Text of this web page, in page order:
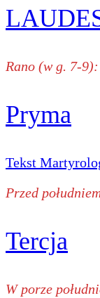
Rano (w g. 7-9):
Pryma
Tekst
Przed
Tercja
W porze